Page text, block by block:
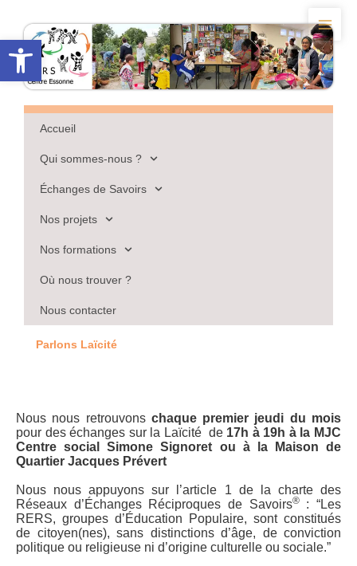
Ouvrir la barre d’outils
contenu
Accueil
Qui sommes-nous ?
Échanges de Savoirs
Nos projets
Nos formations
Où nous trouver ?
Nous contacter
Parlons Laïcité
Nous nous retrouvons chaque premier jeudi du mois
pour des échanges sur la Laïcité de17h à 19h à la MJC
Centre social Simone Signoret ou à la Maison de
Quartier Jacques Prévert
Nous nous appuyons sur l’article 1 de la charte des
Réseaux d’Échanges Réciproques de Savoirs®: “Les
RERS, groupes d’Éducation Populaire, sont constitués
de citoyen(nes), sans distinctions d’âge, de conviction
politique ou religieuse ni d’origine culturelle ou sociale.”